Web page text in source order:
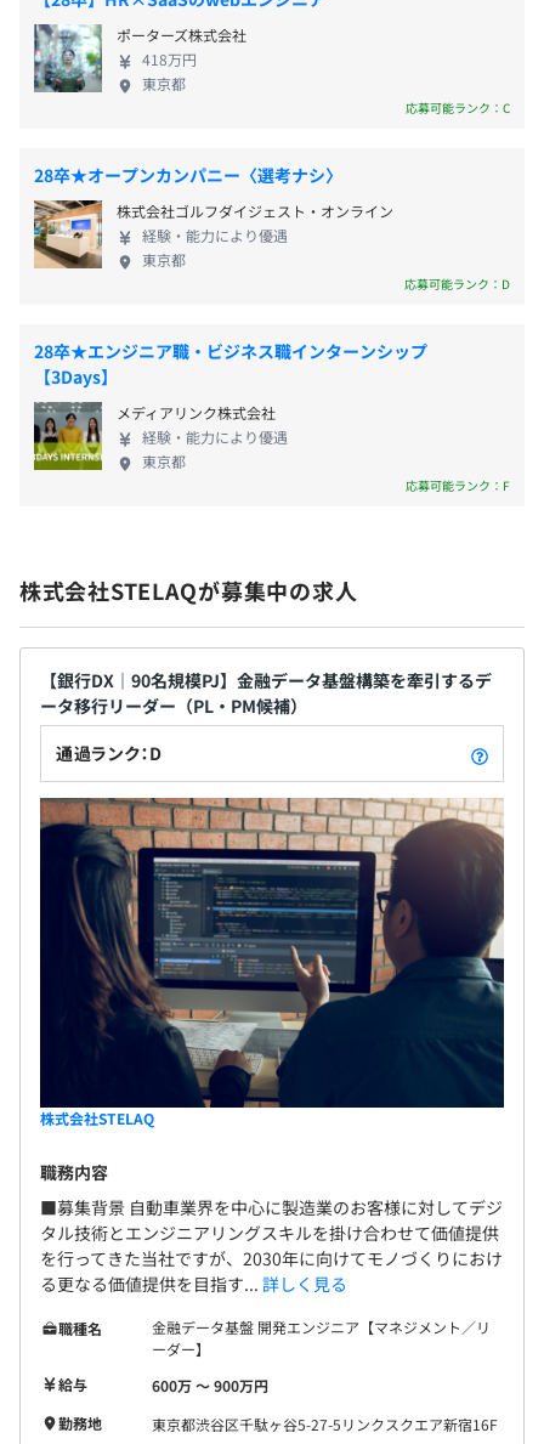
トウェア事業においても研修体制を整えています。
入社後はおよそ3カ月間、集中的に研修をいただける環境
を用意しています。内容としては、社会人としての基礎か
習熟できます。また、想定される配属先に合わせて個別に
カスタマイズした内容の研修を実施しており、全員が実務
対応可能なエンジニアとしてしっかり成長いただくことが
できます。
す。
プロジェクトごとに選択、ウォーターフォール、コーディ
の厳しいものが多く、それぞれ独自のツールやフレームワ
ークを使用している場合もございます。
いずれの場合においても、入社後に個別でカスタマイズ対
応している研修により、配属予定のプロジェクトに合わ
せ、着実に実務対応いただけるよう、不足する技術や知識
を習得いただくことが可能です。
STELAQは、エンジニアがなりたい姿（キャリアの方向
性）が描きやすくなるような評価制度を設けております。
各グレード毎に、エンジニアとして必要されるスキルを明
示しつつ、その取得をサポートするプログラムを提供する
ことでエンジニアの成長を促進する体制を整えておりま
【チーム開発体制】
案件にもよりますが、一つのチームに社内メンバーは1名
当社の社員だけで構成されたチームもあれば、メーカー社
さまざまな人とのつながりを持つことができます。
コアタイム：11:00～15:00
※研修期間中は9：00～18：00
※オンサイトの場合は各就業先規定に準ずる
休憩時間：休憩時間：休憩1時間（12:00～13:00）
年間休日：124日（2025年実績）
補足：上記年間休日には、リフレッシュ休暇２日・記念日
年末年始休暇、年次有給休暇、特別休暇（記念日・慶弔・
出産・結婚・リフレッシュ等）
金、転居支援制度、単身赴任手当、出張手当、住宅手当
＜転居支援制度＞
・家具家電付きのワンルーム（転居後1カ月間の仮住まい
として提供）
・引っ越し支度金：7～14万円
・転居手当：新居家賃の2.7ヶ月分
・引っ越し費用は全額会社負担（一部自己負担の場合あ
＜住宅手当について＞
支給対象：35歳未満かつ管理監督職でない方全員
支給金額：2万円/月
（新卒の方は基本的に支給対象になります。一人暮らし有
無等は関係ありません）
※各種手当は当社規定により支給する
昇給：年1回（1月）
賞与：年2回（8月・2月）
社会保険完備（健康保険・厚生年金加入・雇用保険・労災
保険・介護保険）、団体長期障害所得補償保険（GLTD）
・半期に一度、上長との評価面談時にキャリアについて相
談する機会あり
前年度の月平均所定外労働時間の実績
14.3時間
前年度の有給休暇の平均取得日数
13.0日
ポーターズ株式会社
418万円
東京都
応募可能ランク：C
28卒★オープンカンパニー〈選考ナシ〉
株式会社ゴルフダイジェスト・オンライン
経験・能力により優遇
東京都
応募可能ランク：D
28卒★エンジニア職・ビジネス職インターンシップ
【3Days】
メディアリンク株式会社
経験・能力により優遇
東京都
応募可能ランク：F
株式会社STELAQが募集中の求人
【銀行DX｜90名規模PJ】金融データ基盤構築を牽引するデ
ータ移行リーダー（PL・PM候補）
通過ランク：D
株式会社STELAQ
職務内容
■募集背景 自動車業界を中心に製造業のお客様に対してデジ
タル技術とエンジニアリングスキルを掛け合わせて価値提供
を行ってきた当社ですが、2030年に向けてモノづくりにおけ
る更なる価値提供を目指す... 詳しく見る
職種名
金融データ基盤 開発エンジニア【マネジメント／リ
ーダー】
給与
600万 〜 900万円
勤務地
東京都渋谷区千駄ヶ谷5-27-5リンクスクエア新宿16F